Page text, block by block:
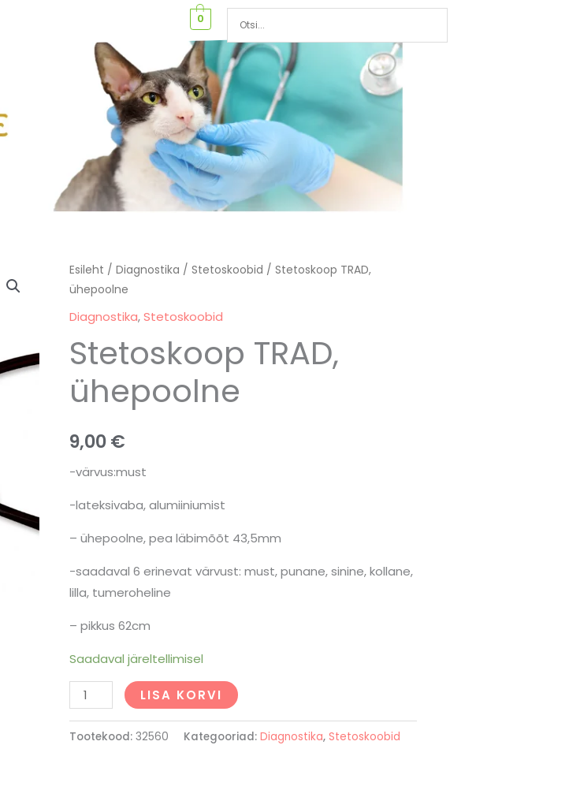
0
Esileht /Diagnostika /Stetoskoobid / Stetoskoop TRAD,
ühepoolne
Diagnostika,Stetoskoobid
Stetoskoop TRAD,
ühepoolne
9,00€
-värvus:must
-lateksivaba, alumiiniumist
– ühepoolne, pea läbimõõt 43,5mm
-saadaval 6 erinevat värvust: must, punane, sinine, kollane,
lilla, tumeroheline
– pikkus 62cm
Saadaval järeltellimisel
Stetoskoop
TRAD,
ühepoolne
LISA KORVI
Tootekood:32560 Kategooriad:Diagnostika,Stetoskoobid